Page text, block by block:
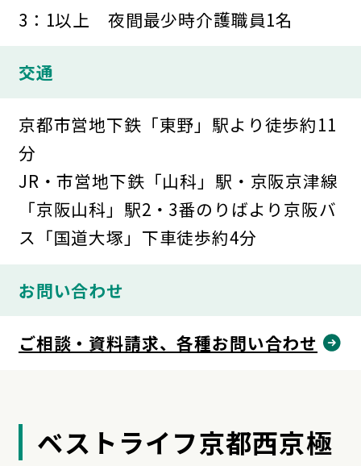
3：1以上 夜間最少時介護職員1名
交通
京都市営地下鉄「東野」駅より徒歩約11
分
JR・市営地下鉄「山科」駅・京阪京津線
「京阪山科」駅2・3番のりばより京阪バ
ス「国道大塚」下車徒歩約4分
お問い合わせ
ご相談・資料請求、各種お問い合わせ
ベストライフ京都西京極